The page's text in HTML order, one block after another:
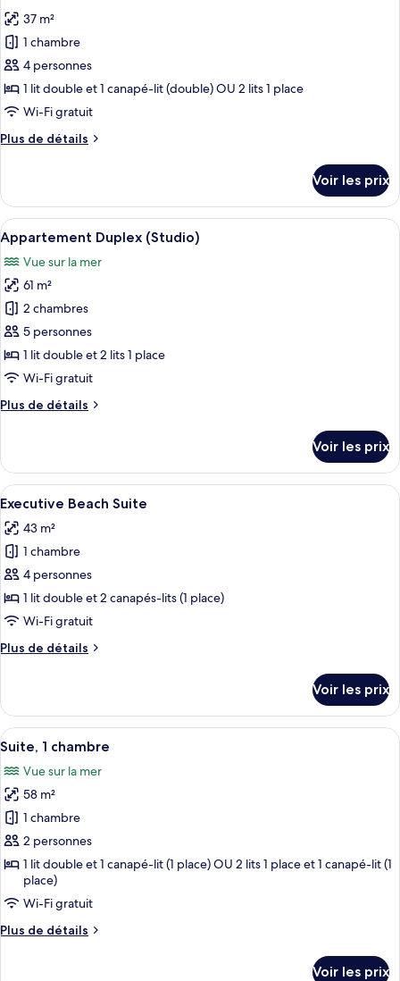
vue
mer
(Garden)
photos
pour
ce
type
de
chambre :
Studio
mer
37 m²
1 chambre
4 personnes
1 lit double et 1 canapé-lit (double) OU 2 lits 1 place
Wi-Fi gratuit
Plus de détails
Plus
le
type
de
chambre
Studio
Supérieur,
vue
mer
Voir les prix
Afficher
toutes
les
photos
pour
ce
type
de
chambre :
Appartement
Appartement Duplex (Studio) |
17
Appartement Duplex (Studio)
Vue sur la mer
61 m²
2 chambres
5 personnes
1 lit double et 2 lits 1 place
Wi-Fi gratuit
Plus de détails
Plus
le
type
de
Appartement
Duplex
Voir les prix
Afficher
toutes
les
photos
pour
ce
type
chambre :
Suite
Executive Beach Suite | Literie de
16
Executive Beach Suite
43 m²
1 chambre
4 personnes
1 lit double et 2 canapés-lits (1 place)
Wi-Fi gratuit
Plus de détails
Plus
le
type
de
Executive
Beach
Suite
Voir les prix
Afficher
toutes
les
photos
pour
ce
type
chambre :
Suite,
1
Suite, 1 chambre | Literie de qualité
8
Suite, 1 chambre
Vue sur la mer
58 m²
1 chambre
2 personnes
1 lit double et 1 canapé-lit (1 place) OU 2 lits 1 place et 1 canapé-lit (1
place)
Wi-Fi gratuit
Plus de détails
Plus
Voir les prix